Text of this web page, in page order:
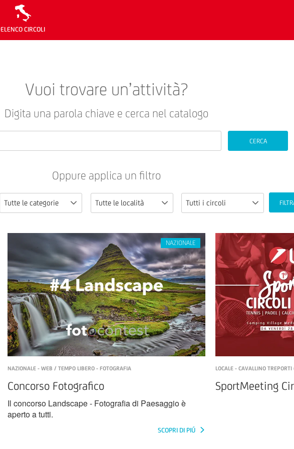
ELENCO CIRCOLI
Vuoi trovare un’attività?
Digita una parola chiave e cerca nel catalogo
CERCA
Oppure applica un filtro
Tutte le categorie Tutte le località Tutti i circoli
NAZIONALE - WEB / TEMPO LIBERO - FOTOGRAFIA
Concorso Fotografico
Il concorso Landscape - Fotografia di Paesaggio è
aperto a tutti.
SCOPRI DI PIÚ
LOCALE - CAVALLINO
SportMeeting